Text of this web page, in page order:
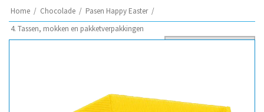
Home / Chocolade / Pasen Happy Easter /
4. Tassen, mokken en pakketverpakkingen